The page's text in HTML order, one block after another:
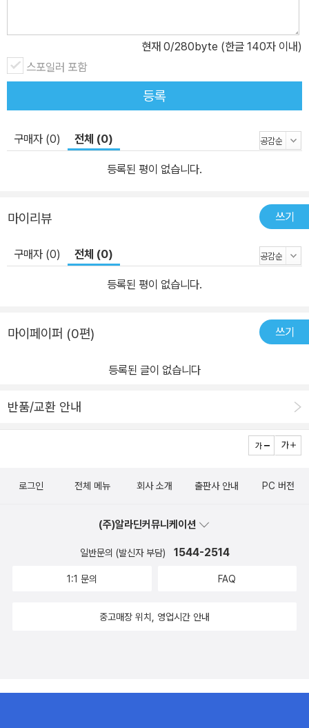
현재 0/280byte (한글 140자 이내)
스포일러 포함
등록
구매자 (0) 전체 (0)
등록된 평이 없습니다.
마이리뷰 쓰기
구매자 (0) 전체 (0)
등록된 평이 없습니다.
마이페이퍼 (0편) 쓰기
등록된 글이 없습니다
반품/교환 안내
로그인 전체 메뉴 회사 소개 출판사 안내 PC 버전
(주)알라딘커뮤니케이션
일반문의 (발신자 부담) 1544-2514
1:1 문의 FAQ
중고매장 위치, 영업시간 안내